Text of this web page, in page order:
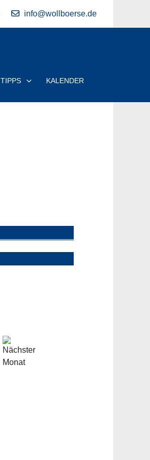
info@wollboerse.de
TIPPS KALENDER